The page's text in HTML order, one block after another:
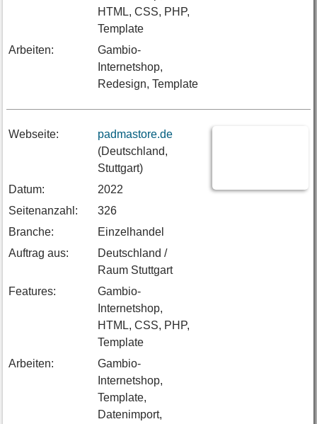
HTML, CSS, PHP,
Template
Arbeiten:
Gambio-
Internetshop,
Redesign, Template
Webseite:
padmastore.de
(Deutschland,
Stuttgart)
Datum:
2022
Seitenanzahl:
326
Branche:
Einzelhandel
Auftrag aus:
Deutschland /
Raum Stuttgart
Features:
Gambio-
Internetshop,
HTML, CSS, PHP,
Template
Arbeiten:
Gambio-
Internetshop,
Template,
Datenimport,